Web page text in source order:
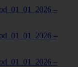
–
–
–